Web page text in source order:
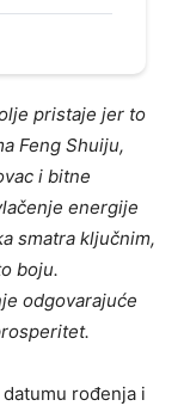
pristaje jer to
Feng Shuiju,
i bitne
energije
smatra ključnim,
boju.
odgovarajuće
rođenja i